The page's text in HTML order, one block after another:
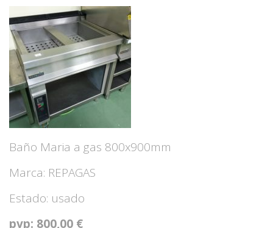
Baño Maria a gas 800x900mm
Marca: REPAGAS
Estado: usado
pvp: 800,00 €